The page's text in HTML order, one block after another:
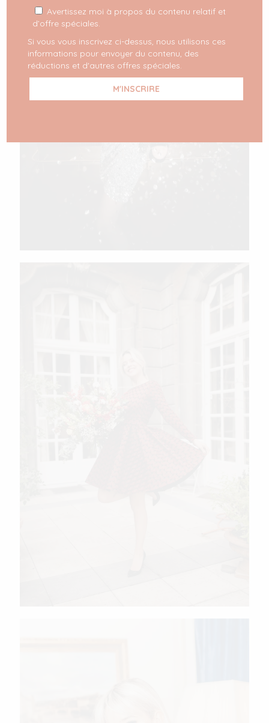
Avertissez moi à propos du contenu relatif et
d’offre spéciales.
Si vous vous inscrivez ci-dessus, nous utilisons ces
informations pour envoyer du contenu, des
réductions et d'autres offres spéciales.